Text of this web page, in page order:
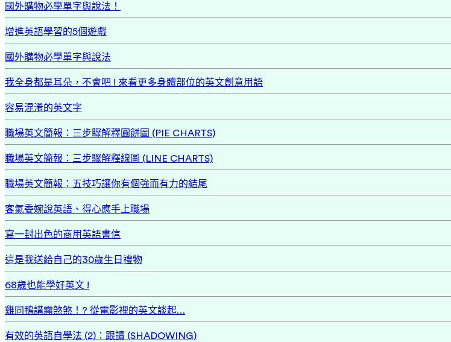
國外購物必學單字與說法！
增進英語學習的5個遊戲
國外購物必學單字與說法
我全身都是耳朵，不會吧 ! 來看更多身體部位的英文創意用語
容易混淆的英文字
職場英文簡報：三步驟解釋圓餅圖 (PIE CHARTS)
職場英文簡報：三步驟解釋線圖 (LINE CHARTS)
職場英文簡報：五技巧讓你有個強而有力的結尾
客氣委婉說英語、得心應手上職場
寫一封出色的商用英語書信
這是我送給自己的30歲生日禮物
68歲也能學好英文 !
雞同鴨講霧煞煞！? 從電影裡的英文談起…
有效的英語自學法 (2)：跟讀 (SHADOWING)